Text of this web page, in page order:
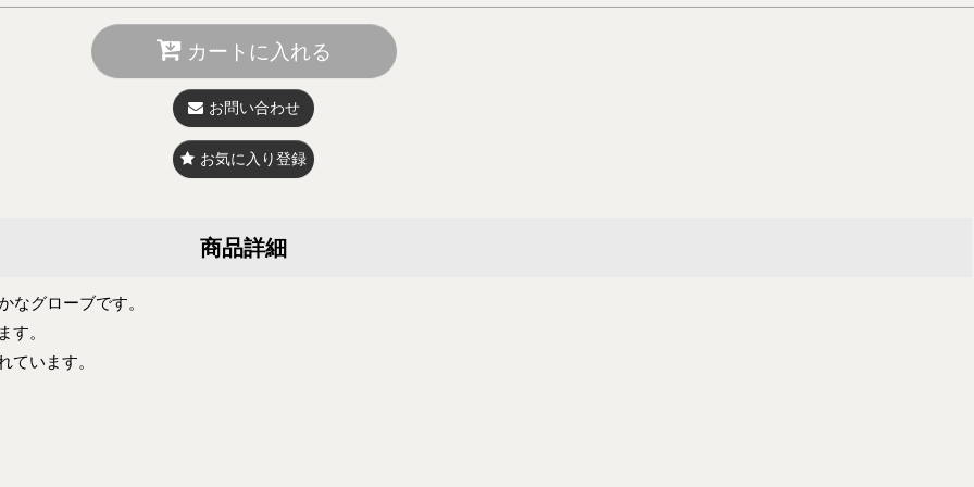
カートに入れる
お問い合わせ
お気に入り登録
商品詳細
グローブです。
す。
ています。